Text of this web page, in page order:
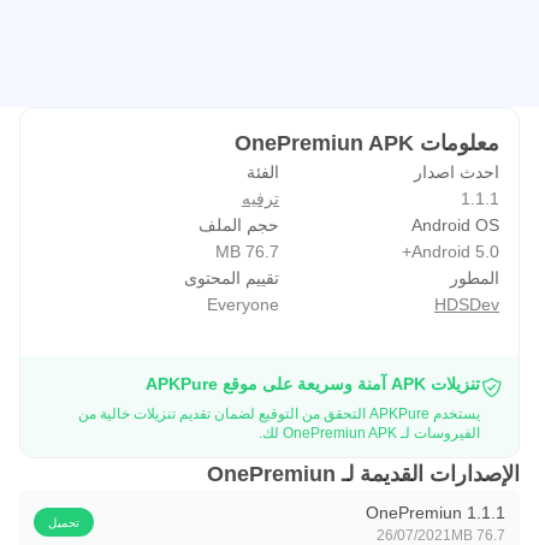
معلومات OnePremiun APK
احدث اصدار
1.1.1
الفئة
ترفيه
Android OS
Android 5.0+
حجم الملف
76.7 MB
المطور
HDSDev
تقييم المحتوى
Everyone
تنزيلات APK آمنة وسريعة على موقع APKPure
يستخدم APKPure التحقق من التوقيع لضمان تقديم تنزيلات خالية من
الفيروسات لـ OnePremiun APK لك.
الإصدارات القديمة لـ OnePremiun
OnePremiun 1.1.1
76.7 MB
26/07/2021
تحميل